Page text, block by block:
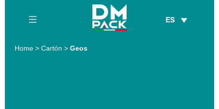
ES
Home > Cartón > Geos